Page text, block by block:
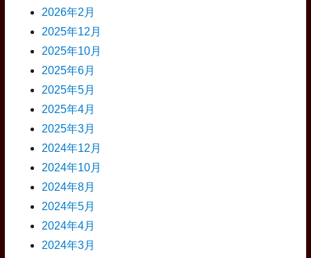
2026年2月
2025年12月
2025年10月
2025年6月
2025年5月
2025年4月
2025年3月
2024年12月
2024年10月
2024年8月
2024年5月
2024年4月
2024年3月